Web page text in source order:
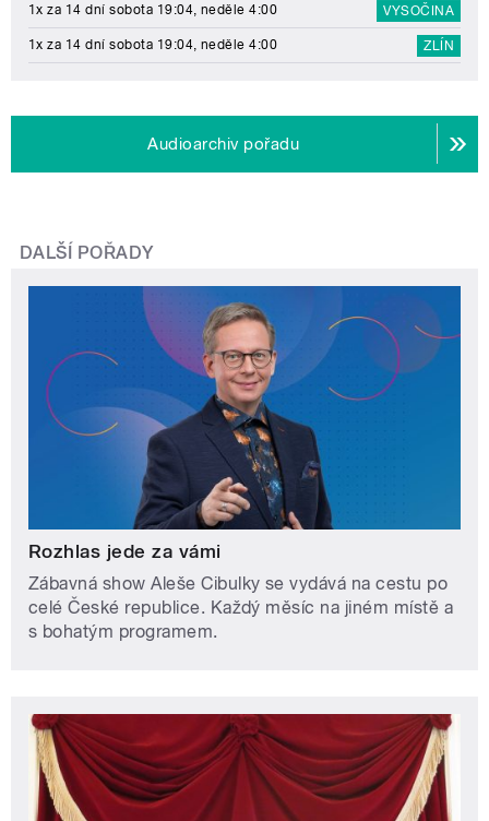
1x za 14 dní sobota 19:04, neděle 4:00 VYSOČINA
1x za 14 dní sobota 19:04, neděle 4:00 ZLÍN
Audioarchiv pořadu
DALŠÍ POŘADY
Rozhlas jede za vámi
Zábavná show Aleše Cibulky se vydává na cestu po
celé České republice. Každý měsíc na jiném místě a
s bohatým programem.